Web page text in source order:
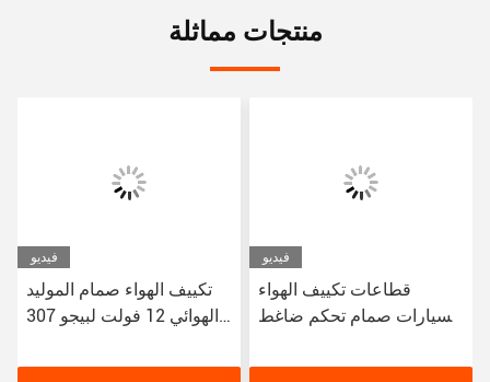
منتجات مماثلة
فيديو
تكييف الهواء صمام الموليد
الهوائي 12 فولت لبيجو 307
فيديو
قطاعات تكييف الهواء
للسيارات صمام تحكم ضاغط
نوع Denso